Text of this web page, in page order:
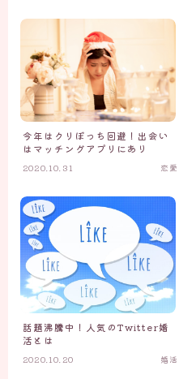
今年はクリぼっち回避！出会い
はマッチングアプリにあり
2020.10.31 恋愛
話題沸騰中！人気のTwitter婚
活とは
2020.10.20 婚活